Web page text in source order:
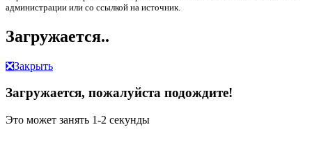
администрации или со ссылкой на источник.
Загружается..
❎Закрыть
Загружается, пожалуйста подождите!
Это может занять 1-2 секунды